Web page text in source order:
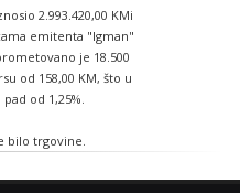
2.993.420,00 KMi
emitenta "Igman"
je 18.500
od 158,00 KM, što u
od 1,25%.
bilo trgovine.